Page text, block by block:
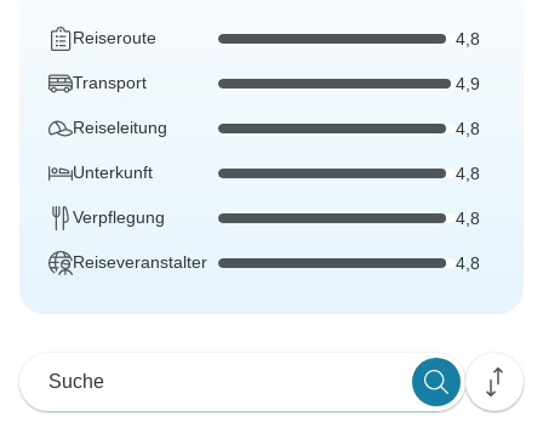
Reiseroute 4,8
Transport 4,9
Reiseleitung 4,8
Unterkunft 4,8
Verpflegung 4,8
Reiseveranstalter 4,8